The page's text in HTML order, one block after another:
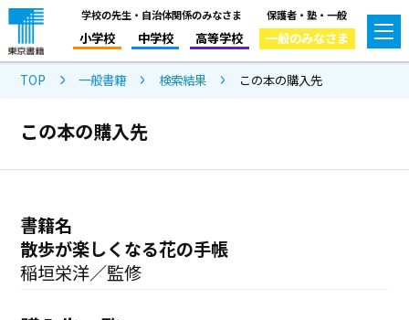
学校の先生・自治体関係のみなさま
小学校 中学校 高等学校
保護者・塾・一般
一般のみなさま
TOP 一般書籍 検索結果 この本の購入先
この本の購入先
書籍名
散歩が楽しくなる花の手帳
稲垣栄洋／監修